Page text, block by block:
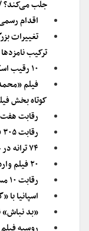
جلب می‌کند؟ /
اقدام
تغییرات
ترکیب
۱۰ رقیب اسکار جلوه‌های تصویری مشخص شدند
فیلم
کوتاه بخش
رقابت
رقابت ۳۰۵ فیلم در جوایز اسکار
۷۴ ترانه در جوایز اسکار رقابت می‌کنند
۲۰ فیلم وارد رقابت اسکار جلوه‌های تصویری شدند
رقابت ۱۰ مستند کوتاه در جوایز اسکار
اسپانیا با
«بد نباش»